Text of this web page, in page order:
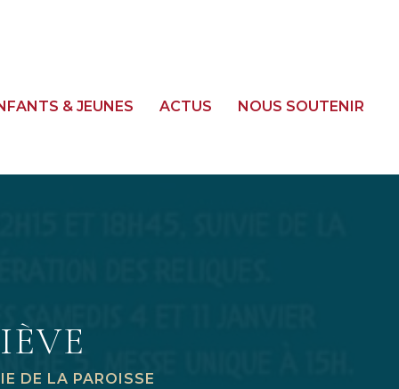
& JEUNES ACTUS NOUS SOUTENIR
DE LA PAROISSE